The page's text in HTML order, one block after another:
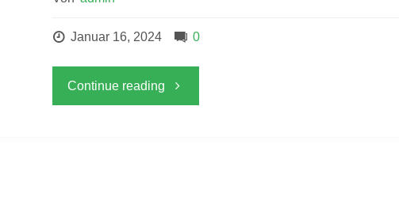
Januar 16, 2024 0
Continue reading "Erste